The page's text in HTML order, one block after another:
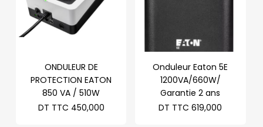
ONDULEUR DE
PROTECTION EATON
850 VA / 510W
DT TTC 450,000
Onduleur Eaton 5E
1200VA/660W/
Garantie 2 ans
DT TTC 619,000